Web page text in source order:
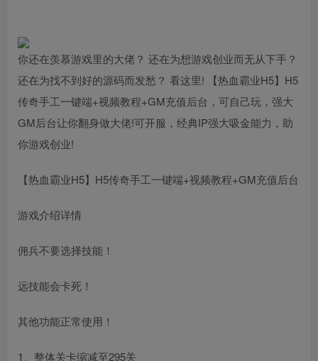
你还在羡慕游戏里的大佬？ 还在为想游戏创业而无从下手？
还在为找不到好的源码而发愁？ 看这里! 【热血霸业H5】H5
传奇手工一键端+视频教程+GM充值后台，可自己玩，强大
GM后台让你翻身做大佬!可开服，经典IP强大吸金能力，助
你游戏创业!
【热血霸业H5】H5传奇手工一键端+视频教程+GM充值后台
游戏介绍详情
佣兵不要选择技能！
远技能会卡死！
其他功能正常使用！
1、整体关卡缩减至295关